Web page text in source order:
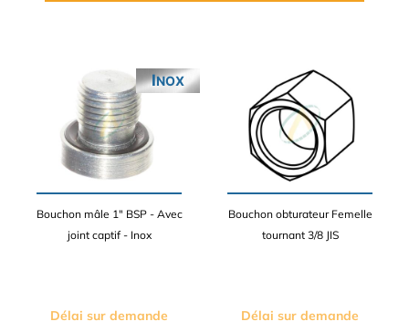
Bouchon mâle 1" BSP - Avec
joint captif - Inox
Délai sur demande
INOX
Bouchon obturateur Femelle
tournant 3/8 JIS
Délai sur demande